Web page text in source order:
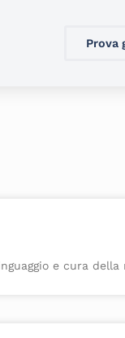
Prova
e cura della